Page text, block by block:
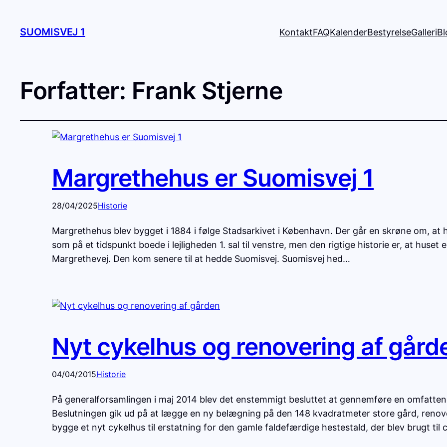
SUOMISVEJ 1 KontaktFAQKalenderBestyrelseGalleri
Forfatter: Frank Stjerne
Margrethehus er Suomisvej 1
28/04/2025Historie
Margrethehus blev bygget i 1884 i følge Stadsarkivet i København. Der går en skrøne om,
som på et tidspunkt boede i lejligheden 1. sal til venstre, men den rigtige historie er, at huset
Margrethevej. Den kom senere til at hedde Suomisvej. Suomisvej hed…
Nyt cykelhus og renovering af
04/04/2015Historie
På generalforsamlingen i maj 2014 blev det enstemmigt besluttet at gennemføre en
Beslutningen gik ud på at lægge en ny belægning på den 148 kvadratmeter store gård,
bygge et nyt cykelhus til erstatning for den gamle faldefærdige hestestald, der blev brugt til